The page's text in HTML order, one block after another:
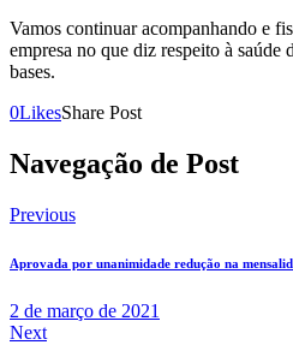
Vamos continuar acompanhando e
empresa no que diz respeito à saúde
bases.
0LikesShare Post
Navegação de Post
Previous
Aprovada por unanimidade redução na
2 de março de 2021
Next